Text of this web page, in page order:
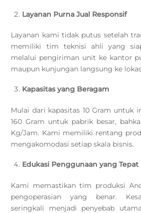
Layanan Purna Jual Responsif
Layanan kami tidak putus setelah
memiliki tim teknisi ahli yang
melalui pengiriman unit ke kantor
maupun kunjungan langsung ke
Kapasitas yang Beragam
Mulai dari kapasitas 10 Gram untuk
160 Gram untuk pabrik besar,
Kg/Jam. Kami memiliki rentang
mengakomodasi setiap skala bisnis.
Edukasi Penggunaan yang Tepat
Kami memastikan tim produksi
pengoperasian yang benar.
seringkali menjadi penyebab